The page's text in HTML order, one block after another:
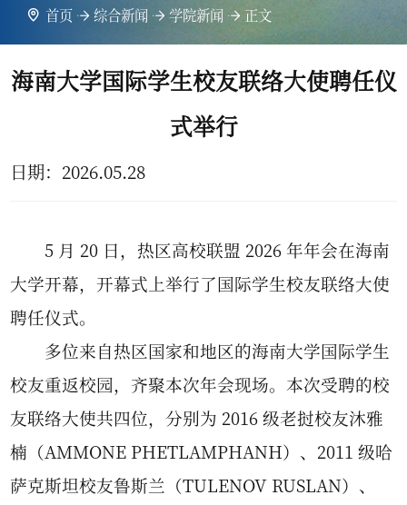
首页 综合新闻 学院新闻 正文
海南大学国际学生校友联络大使聘任仪
式举行
日期： 2026.05.28
5 月 20 日，热区高校联盟 2026 年年会在海南
大学开幕，开幕式上举行了国际学生校友联络大使
聘任仪式。
多位来自热区国家和地区的海南大学国际学生
校友重返校园，齐聚本次年会现场。本次受聘的校
友联络大使共四位，分别为 2016 级老挝校友沐雅
楠（AMMONE PHETLAMPHANH）、2011 级哈
萨克斯坦校友鲁斯兰（TULENOV RUSLAN）、